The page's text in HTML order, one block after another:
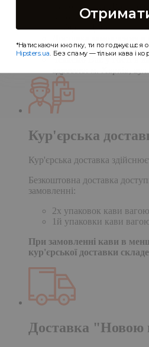
Самовивіз дає Вам
замовлення на сайті, а
кав'ярні. Деталі:
протягом однієї доби
Чекаємо Вас у гості в
Кур'єрська
Кур'єрська доставка
Безкоштовна доставка
замовленні:
2х упаковок кави
1й упаковки кави
При замовленні кави в
кур'єрської доставки
Доставка
*Натискаючи кнопку, ти погоджуєшся
Hipsters.ua. Без спаму — тільки кава і